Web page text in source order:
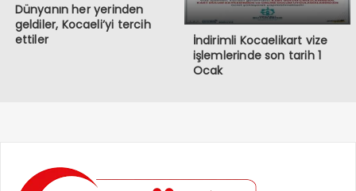
Dünyanın her yerinden
geldiler, Kocaeli’yi tercih
ettiler
İndirimli Kocaelikart vize
işlemlerinde son tarih 1
Ocak